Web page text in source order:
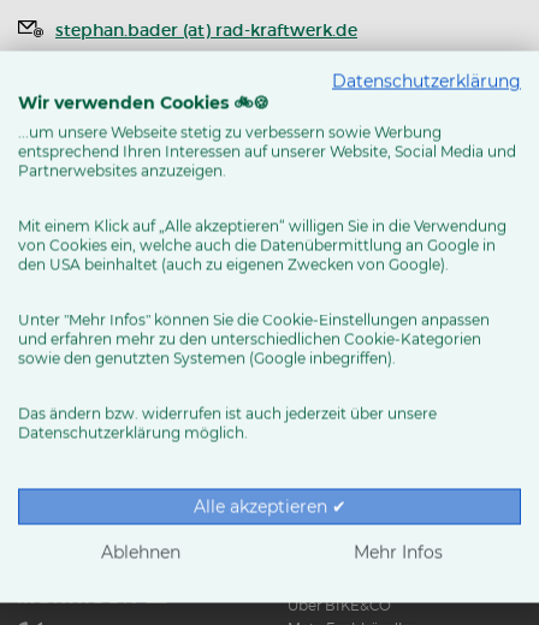
stephan.bader (at) rad-kraftwerk.de
MEHR ERFAHREN
News & Trends
Ratgeber
Über BIKE&CO
Datenschutzerklärung
Wir verwenden Cookies 🚲🍪
...um unsere Webseite stetig zu verbessern sowie Werbung
entsprechend Ihren Interessen auf unserer Website, Social Media und
Partnerwebsites anzuzeigen.
Mit einem Klick auf „Alle akzeptieren“ willigen Sie in die Verwendung
von Cookies ein, welche auch die Datenübermittlung an Google in
den USA beinhaltet (auch zu eigenen Zwecken von Google).
Unter "Mehr Infos" können Sie die Cookie-Einstellungen anpassen
und erfahren mehr zu den unterschiedlichen Cookie-Kategorien
sowie den genutzten Systemen (Google inbegriffen).
Das ändern bzw. widerrufen ist auch jederzeit über unsere
Datenschutzerklärung möglich.
Alle akzeptieren ✔
Ablehnen Mehr Infos